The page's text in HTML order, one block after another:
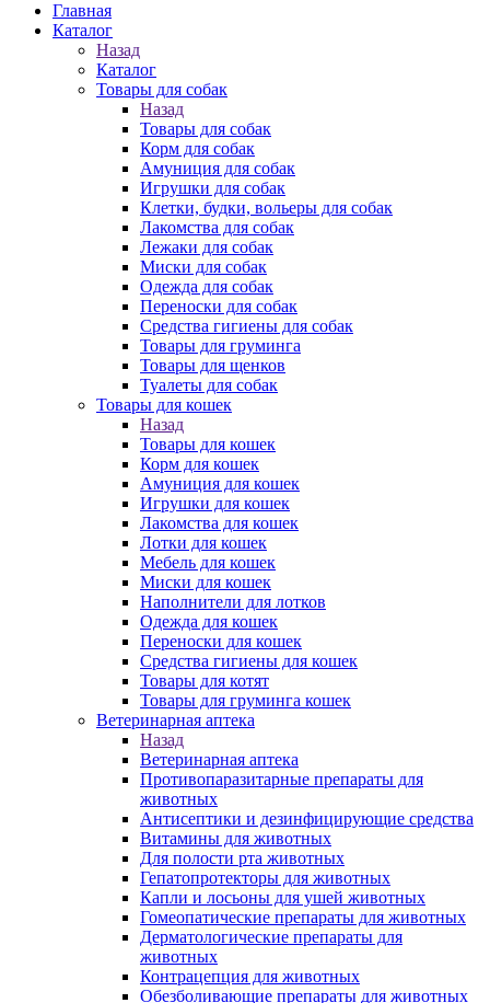
Главная
Каталог
Назад
Каталог
Товары для собак
Назад
Товары для собак
Корм для собак
Амуниция для собак
Игрушки для собак
Клетки, будки, вольеры для собак
Лакомства для собак
Лежаки для собак
Миски для собак
Одежда для собак
Переноски для собак
Средства гигиены для собак
Товары для груминга
Товары для щенков
Туалеты для собак
Товары для кошек
Назад
Товары для кошек
Корм для кошек
Амуниция для кошек
Игрушки для кошек
Лакомства для кошек
Лотки для кошек
Мебель для кошек
Миски для кошек
Наполнители для лотков
Одежда для кошек
Переноски для кошек
Средства гигиены для кошек
Товары для котят
Товары для груминга кошек
Ветеринарная аптека
Назад
Ветеринарная аптека
Противопаразитарные препараты для
животных
Антисептики и дезинфицирующие средства
Витамины для животных
Для полости рта животных
Гепатопротекторы для животных
Капли и лосьоны для ушей животных
Гомеопатические препараты для животных
Дерматологические препараты для
животных
Контрацепция для животных
Обезболивающие препараты для животных